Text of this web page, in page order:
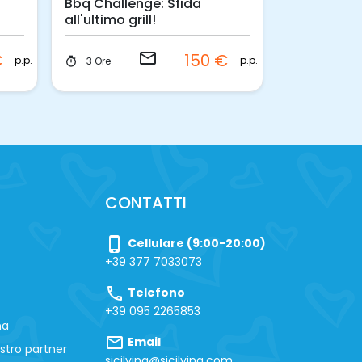
p.p.
Bbq Challenge: Sfida
all'ultimo grill!
timer 3 Ore email 150 € p.p.
partner
CONTATTI
phone_iphone
Cellulare (9:00-20:00)
+39 377 7033073
call Telefono
+39 095 2265853
mail Email